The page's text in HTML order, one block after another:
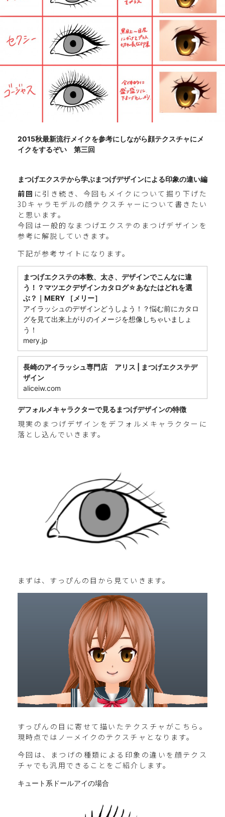
2015秋最新流行メイクを参考にしながら顔テクスチャにメ
イクをするぞい 第三回
まつげエクステから学ぶまつげデザインによる印象の違い編
前回 に引き続き、今回もメイクについて掘り下げた
3Dキャラモデルの顔テクスチャーについて書きたい
と思います。
今回は一般的なまつげエクステのまつげデザインを
参考に解説していきます。
下記が参考サイトになります。
まつげエクステの本数、太さ、デザインでこんなに違
う！？マツエクデザインカタログ☆あなたはどれを選
ぶ？｜MERY ［メリー］
アイラッシュのデザインどうしよう！？悩む前にカタロ
グを見て出来上がりのイメージを想像しちゃいましょ
う！
mery.jp
長崎のアイラッシュ専門店 アリス | まつげエクステデ
ザイン
aliceiw.com
デフォルメキャラクターで見るまつげデザインの特徴
現実のまつげデザインをデフォルメキャラクターに
落とし込んでいきます。
まずは、すっぴんの目から見ていきます。
すっぴんの目に寄せて描いたテクスチャがこちら。
現時点ではノーメイクのテクスチャとなります。
今回は、まつげの種類による印象の違いを顔テクス
チャでも汎用できることをご紹介します。
キュート系ドールアイの場合